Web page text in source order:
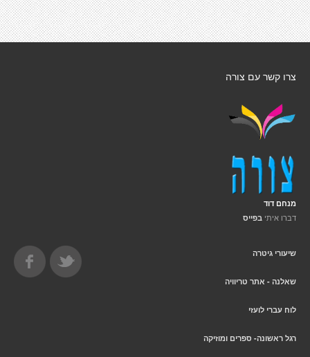
צרו קשר עם צורה
מנחם דוד
דברו איתי בפייס
שיעורי גיטרה
שאלנה - אתר טריוויה
לוח עברי לועזי
רגל ראשונה- ספרים ומוזיקה